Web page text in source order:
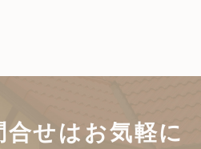
合せは お気軽に